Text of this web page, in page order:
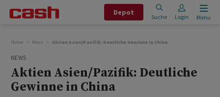
Depot
Suche Login Menu
Home News Aktien Asien/Pazifik: Deutliche Gewinne in China
NEWS
Aktien Asien/Pazifik: Deutliche
Gewinne in China